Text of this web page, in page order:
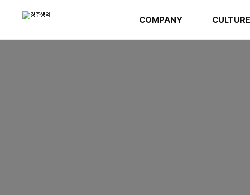
COMPANY CULTURE